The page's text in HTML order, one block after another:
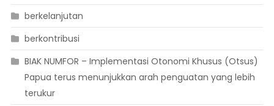
berkelanjutan
berkontribusi
BIAK NUMFOR – Implementasi Otonomi Khusus (Otsus)
Papua terus menunjukkan arah penguatan yang lebih
terukur